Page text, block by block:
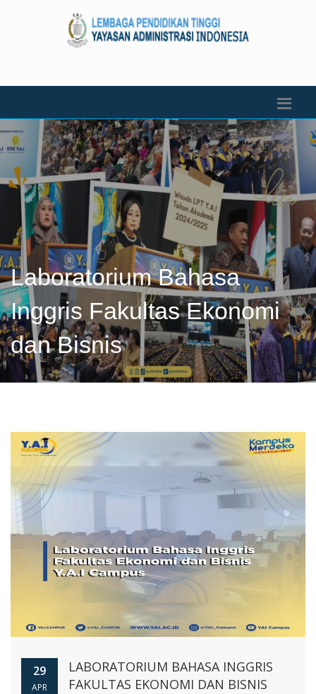
Laboratorium Bahasa
Inggris Fakultas Ekonomi
dan Bisnis
29
APR
LABORATORIUM BAHASA INGGRIS
FAKULTAS EKONOMI DAN BISNIS